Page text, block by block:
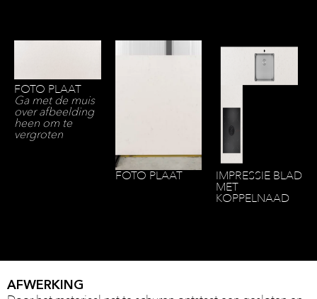
FOTO PLAAT
Ga met de muis
over afbeelding
heen om te
vergroten
FOTO PLAAT
IMPRESSIE BLAD
MET
KOPPELNAAD
AFWERKING